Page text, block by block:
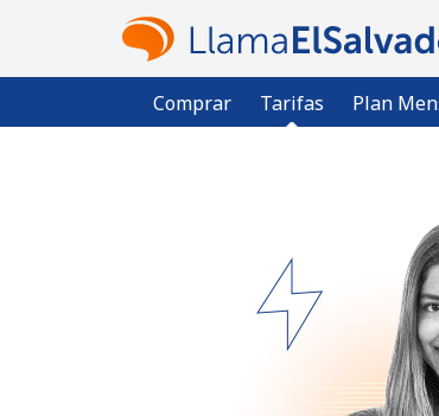
Comprar Tarifas Plan